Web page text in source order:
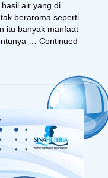
air yang di
beraroma seperti
itu banyak manfaat
… Continued